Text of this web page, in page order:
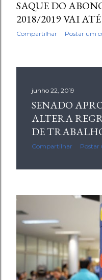
SAQUE DO
2018/2019 VAI
Compartilhar Postar um
junho 22, 2019
SENADO
ALTERA
DE
Compartilhar Postar